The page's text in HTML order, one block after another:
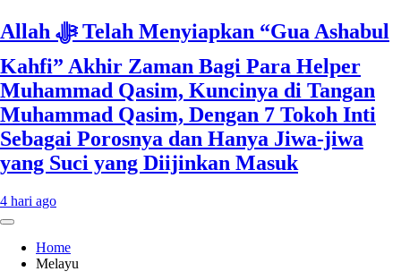
Allah ﷻ Telah Menyiapkan “Gua Ashabul
Kahfi” Akhir Zaman Bagi Para Helper
Muhammad Qasim, Kuncinya di Tangan
Muhammad Qasim, Dengan 7 Tokoh Inti
Sebagai Porosnya dan Hanya Jiwa-jiwa
yang Suci yang Diijinkan Masuk
4 hari ago
Home
Melayu